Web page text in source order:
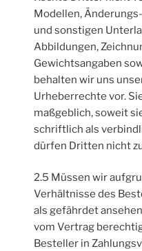
Modellen,
und sonstigen
Abbildungen,
Gewichtsangaben
behalten wir uns
Urheberrechte vor.
maßgeblich, soweit
schriftlich als
dürfen Dritten nicht
2.5 Müssen wir
Verhältnisse des
als gefährdet
vom Vertrag
Besteller in